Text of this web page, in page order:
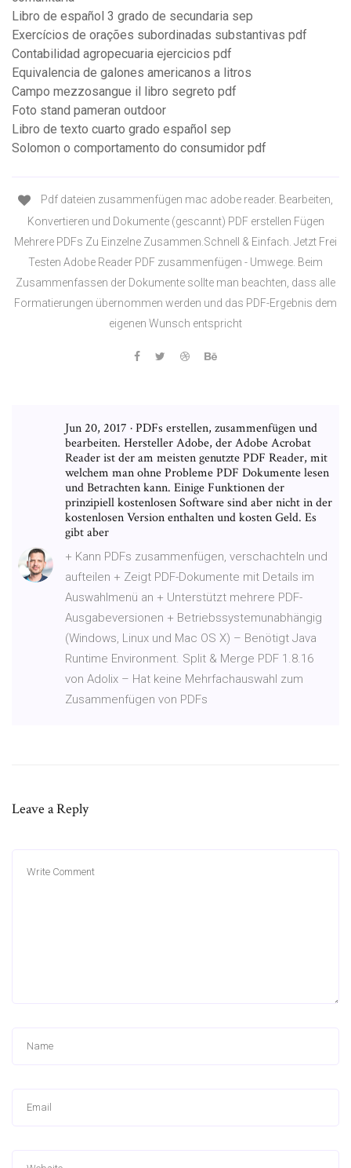
Libro de español 3 grado de secundaria sep
Exercícios de orações subordinadas substantivas pdf
Contabilidad agropecuaria ejercicios pdf
Equivalencia de galones americanos a litros
Campo mezzosangue il libro segreto pdf
Foto stand pameran outdoor
Libro de texto cuarto grado español sep
Solomon o comportamento do consumidor pdf
Pdf dateien zusammenfügen mac adobe reader. Bearbeiten,
Konvertieren und Dokumente (gescannt) PDF erstellen Fügen
Mehrere PDFs Zu Einzelne Zusammen.Schnell & Einfach. Jetzt Frei
Testen Adobe Reader PDF zusammenfügen - Umwege. Beim
Zusammenfassen der Dokumente sollte man beachten, dass alle
Formatierungen übernommen werden und das PDF-Ergebnis dem
eigenen Wunsch entspricht
Jun 20, 2017 · PDFs erstellen, zusammenfügen und
bearbeiten. Hersteller Adobe, der Adobe Acrobat
Reader ist der am meisten genutzte PDF Reader, mit
welchem man ohne Probleme PDF Dokumente lesen
und Betrachten kann. Einige Funktionen der
prinzipiell kostenlosen Software sind aber nicht in der
kostenlosen Version enthalten und kosten Geld. Es
gibt aber
+ Kann PDFs zusammenfügen, verschachteln und
aufteilen + Zeigt PDF-Dokumente mit Details im
Auswahlmenü an + Unterstützt mehrere PDF-
Ausgabeversionen + Betriebssystemunabhängig
(Windows, Linux und Mac OS X) – Benötigt Java
Runtime Environment. Split & Merge PDF 1.8.16
von Adolix – Hat keine Mehrfachauswahl zum
Zusammenfügen von PDFs
Leave a Reply